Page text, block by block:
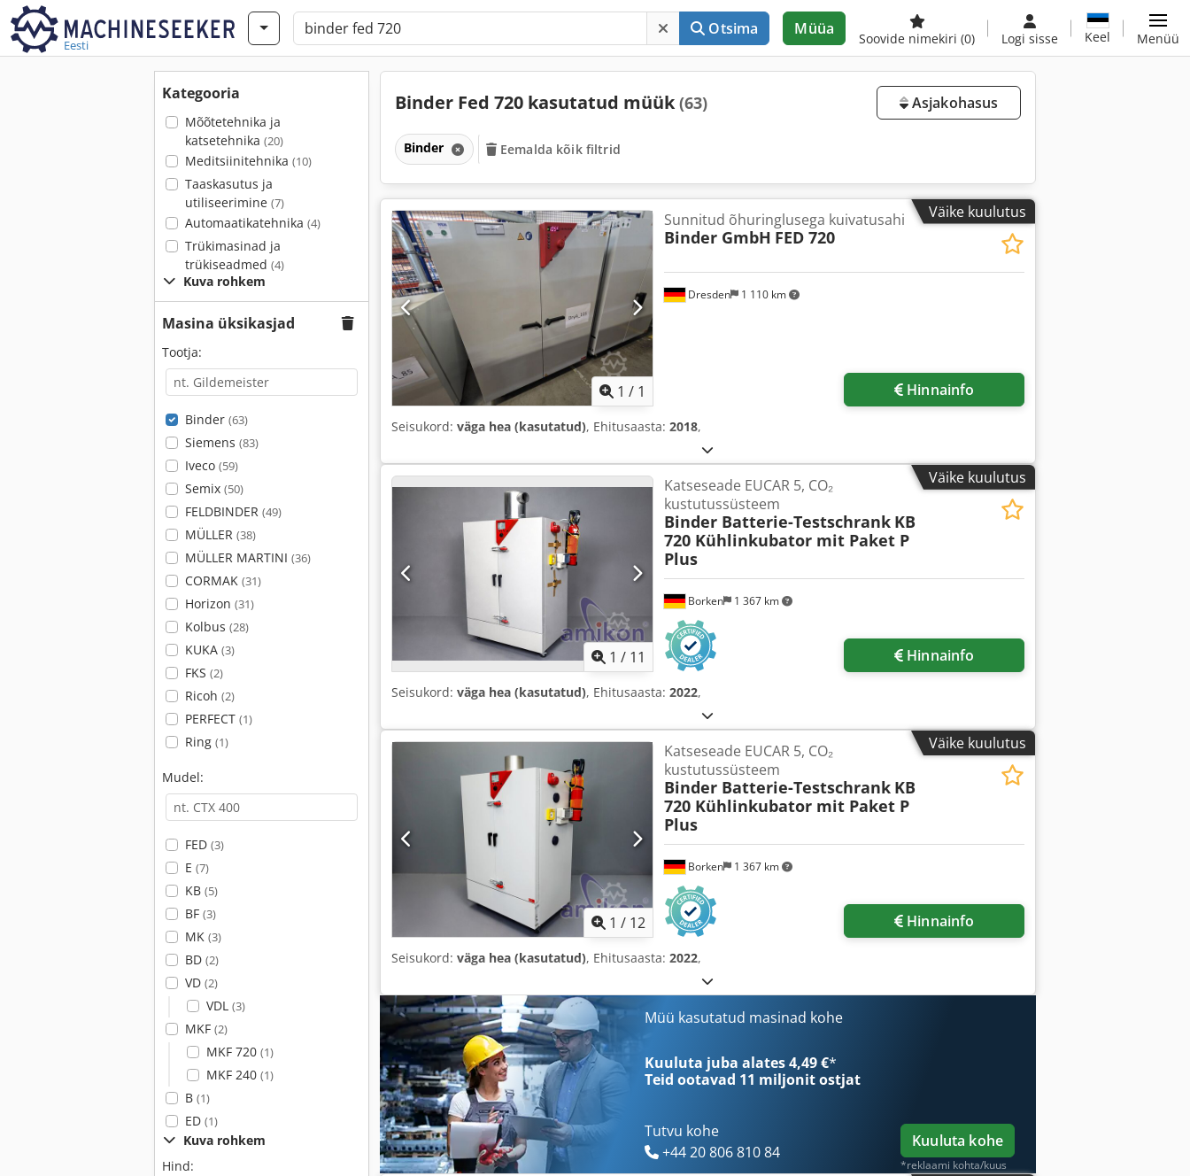
Eesti
Otsima Müüa
Soovide nimekiri (0) Logi sisse Keel Menüü
Kategooria
Mõõtetehnika ja
katsetehnika (20)
Meditsiinitehnika (10)
Taaskasutus ja
utiliseerimine (7)
Automaatikatehnika (4)
Trükimasinad ja
trükiseadmed (4)
Kuva rohkem
Masina üksikasjad
Tootja:
Binder (63)
Siemens (83)
Iveco (59)
Semix (50)
FELDBINDER (49)
MÜLLER (38)
MÜLLER MARTINI (36)
CORMAK (31)
Horizon (31)
Kolbus (28)
KUKA (3)
FKS (2)
Ricoh (2)
PERFECT (1)
Ring (1)
Mudel:
FED (3)
E (7)
KB (5)
BF (3)
MK (3)
BD (2)
VD (2)
VDL (3)
MKF (2)
MKF 720 (1)
MKF 240 (1)
B (1)
ED (1)
Kuva rohkem
Hind:
Binder Fed 720 kasutatud müük (63) Asjakohasus
Binder Eemalda kõik filtrid
Väike kuulutus
1 / 1
Dresden 1 110 km
Sunnitud õhuringlusega kuivatusahi
Binder GmbH FED 720
Hinnainfo
Seisukord: väga hea (kasutatud), Ehitusaasta: 2018,
Väike kuulutus
1 / 11
Borken 1 367 km
Katseseade EUCAR 5, CO₂
kustutussüsteem
Binder Batterie-Testschrank KB
720 Kühlinkubator mit Paket P
Plus
Hinnainfo
Seisukord: väga hea (kasutatud), Ehitusaasta: 2022,
Väike kuulutus
1 / 12
Borken 1 367 km
Katseseade EUCAR 5, CO₂
kustutussüsteem
Binder Batterie-Testschrank KB
720 Kühlinkubator mit Paket P
Plus
Hinnainfo
Seisukord: väga hea (kasutatud), Ehitusaasta: 2022,
Müü kasutatud masinad kohe
Kuuluta juba alates 4,49 €*
Teid ootavad 11 miljonit ostjat
Tutvu kohe
+44 20 806 810 84
Kuuluta kohe
*reklaami kohta/kuus